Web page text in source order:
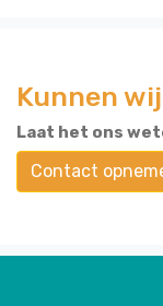
Kunnen
Laat het ons
Contact